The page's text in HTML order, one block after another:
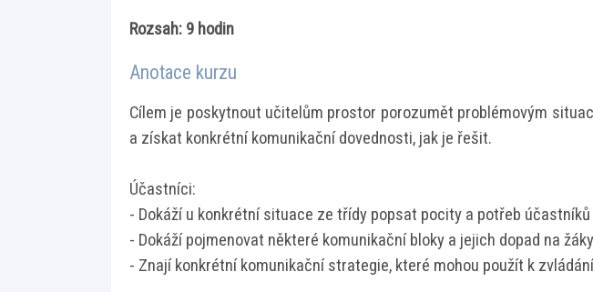
Rozsah: 9 hodin
Anotace kurzu
Cílem je poskytnout učitelům prostor porozumět problémovým
a získat konkrétní komunikační dovednosti, jak je řešit.
Účastníci:
- Dokáží u konkrétní situace ze třídy popsat pocity a potřeb
- Dokáží pojmenovat některé komunikační bloky a jejich dopad na
- Znají konkrétní komunikační strategie, které mohou použít k